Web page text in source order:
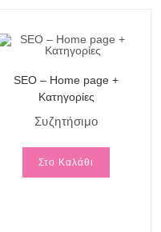
SEO – Home page +
Κατηγορίες
Συζητήσιμο
Στο Καλάθι